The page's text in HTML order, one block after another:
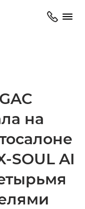
на
SOUL AI